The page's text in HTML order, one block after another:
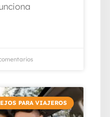
PARA VIAJEROS